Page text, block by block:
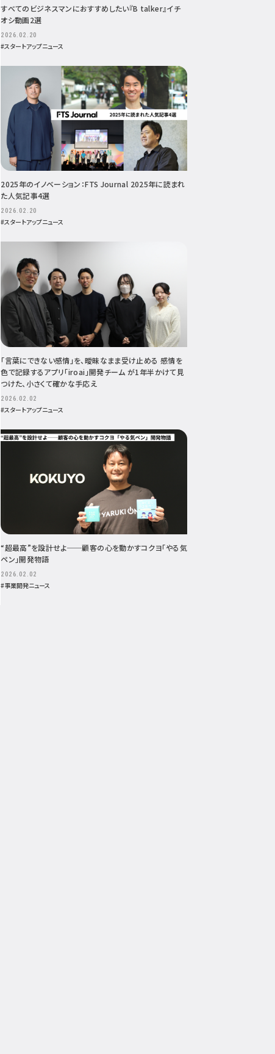
すべてのビジネスマンにおすすめしたい『B talker』イチ
オシ動画2選
2026.02.20
#スタートアップニュース
2025年のイノベーション：FTS Journal 2025年に読まれ
た人気記事4選
2026.02.20
#スタートアップニュース
「言葉にできない感情」を、曖昧なまま受け止める 感情を
色で記録するアプリ「iroai」開発チーム が1年半かけて見
つけた、小さくて確かな手応え
2026.02.02
#スタートアップニュース
“超最高”を設計せよ──顧客の心を動かすコクヨ「やる気
ペン」開発物語
2026.02.02
#事業開発ニュース